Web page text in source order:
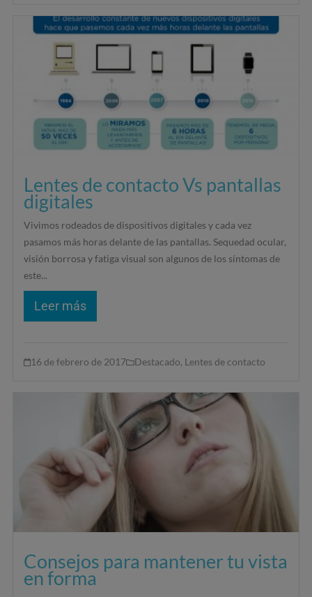
Lentes de contacto Vs pantallas
digitales
Vivimos rodeados de dispositivos digitales y cada vez
pasamos más horas delante de las pantallas. Sequedad ocular,
visión borrosa y fatiga visual son algunos de los síntomas de
este...
Leer más
16 de febrero de 2017 Destacado, Lentes de contacto
Consejos para mantener tu vista
en forma